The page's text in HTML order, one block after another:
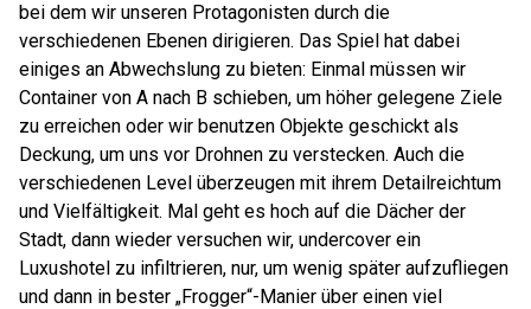
bei dem wir unseren Protagonisten durch die
verschiedenen Ebenen dirigieren. Das Spiel hat dabei
einiges an Abwechslung zu bieten: Einmal müssen wir
Container von A nach B schieben, um höher gelegene Ziele
zu erreichen oder wir benutzen Objekte geschickt als
Deckung, um uns vor Drohnen zu verstecken. Auch die
verschiedenen Level überzeugen mit ihrem Detailreichtum
und Vielfältigkeit. Mal geht es hoch auf die Dächer der
Stadt, dann wieder versuchen wir, undercover ein
Luxushotel zu infiltrieren, nur, um wenig später aufzufliegen
und dann in bester „Frogger“-Manier über einen viel